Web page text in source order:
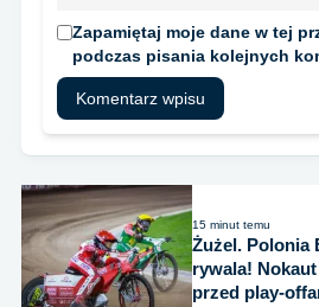
Zapamiętaj moje dane w tej
podczas pisania kolejnych
15 minut temu
Żużel. Polonia
rywala!
przed play-